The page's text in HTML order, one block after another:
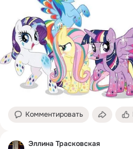
Комментировать
Эллина Трасковская